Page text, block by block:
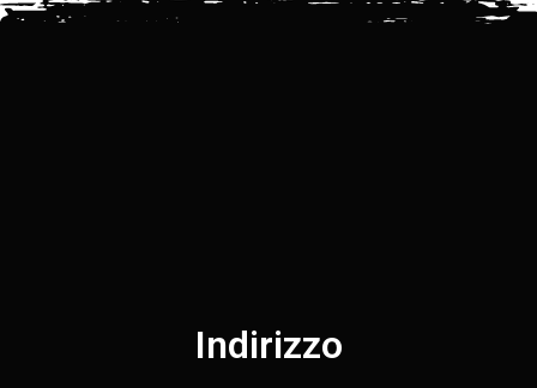
Indirizzo